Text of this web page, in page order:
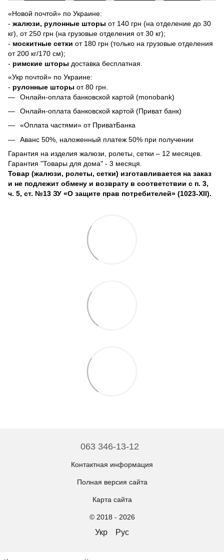
«Новой почтой» по Украине:
- жалюзи, рулонные шторы от 140 грн (на отделение до 30
кг), от 250 грн (на грузовые отделения от 30 кг);
- москитные сетки от 180 грн (только на грузовые отделения
от 200 кг/170 см);
- римские шторы доставка бесплатная.
«Укр почтой» по Украине:
- рулонные шторы от 80 грн.
Онлайн-оплата банковской картой (monobank)
Онлайн-оплата банковской картой (Приват банк)
«Оплата частями» от ПриватБанка
Аванс 50%, наложенный платеж 50% при получении
Гарантия на изделия жалюзи, ролеты, сетки – 12 месяцев.
Гарантия "Товары для дома" - 3 месяця.
Товар (жалюзи, ролеты, сетки) изготавливается на заказ
и не подлежит обмену и возврату в соответствии с п. 3,
ч. 5, ст. №13 ЗУ «О защите прав потребителей» (1023-XII).
063 346-13-12
Контактная информация
Полная версия сайта
Карта сайта
© 2018 - 2026
Укр Рус